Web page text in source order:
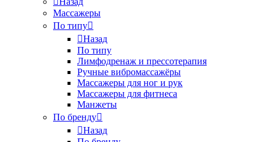
Массажеры
По типу
Назад
По типу
Лимфодренаж и прессотерапия
Ручные вибромассажёры
Массажеры для ног и рук
Массажеры для фитнеса
Манжеты
По бренду
Назад